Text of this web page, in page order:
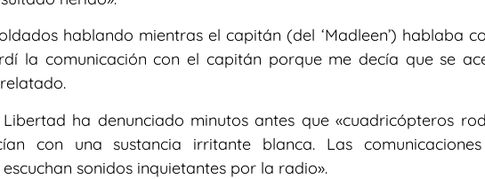
hablando mientras el capitán (del ‘Madleen’) hablaba
la comunicación con el capitán porque me decía que se
ha denunciado minutos antes que «cuadricópteros
con una sustancia irritante blanca. Las
sonidos inquietantes por la radio».